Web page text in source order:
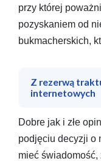
przy której
pozyskaniem od
bukmacherskich,
Z rezerwą
internetowych
Dobre jak i złe
podjęciu decyzji o
mieć